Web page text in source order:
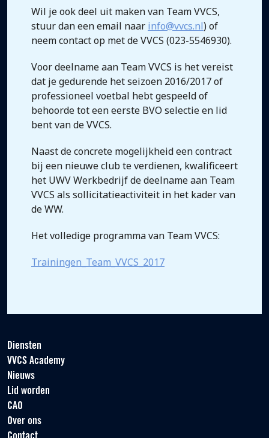
Wil je ook deel uit maken van Team VVCS,
stuur dan een email naar info@vvcs.nl) of
neem contact op met de VVCS (023-5546930).
Voor deelname aan Team VVCS is het vereist
dat je gedurende het seizoen 2016/2017 of
professioneel voetbal hebt gespeeld of
behoorde tot een eerste BVO selectie en lid
bent van de VVCS.
Naast de concrete mogelijkheid een contract
bij een nieuwe club te verdienen, kwalificeert
het UWV Werkbedrijf de deelname aan Team
VVCS als sollicitatieactiviteit in het kader van
de WW.
Het volledige programma van Team VVCS:
Trainingen_Team_VVCS_2017
Diensten
VVCS Academy
Nieuws
Lid worden
CAO
Over ons